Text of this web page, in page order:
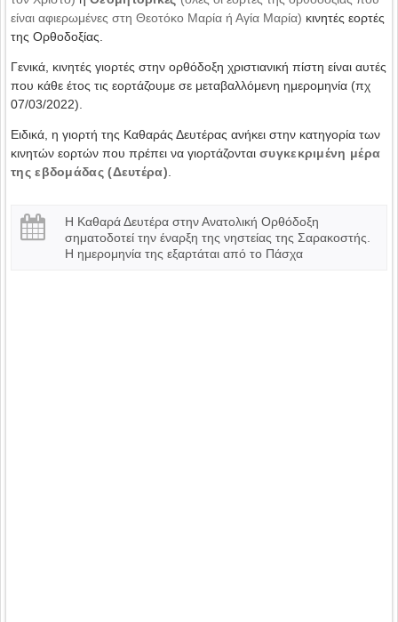
είναι αφιερωμένες στη Θεοτόκο Μαρία ή Αγία Μαρία) κινητές εορτές
της Ορθοδοξίας.
Γενικά, κινητές γιορτές στην ορθόδοξη χριστιανική πίστη είναι αυτές
που κάθε έτος τις εορτάζουμε σε μεταβαλλόμενη ημερομηνία (πχ
07/03/2022).
Ειδικά, η γιορτή της Καθαράς Δευτέρας ανήκει στην κατηγορία των
κινητών εορτών που πρέπει να γιορτάζονται συγκεκριμένη μέρα
της εβδομάδας (Δευτέρα)
Η Καθαρά Δευτέρα στην Ανατολική Ορθόδοξη
σηματοδοτεί την έναρξη της νηστείας της Σαρακοστής.
Η ημερομηνία της εξαρτάται από το Πάσχα